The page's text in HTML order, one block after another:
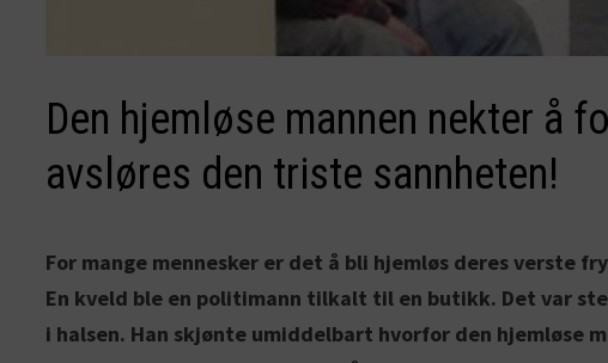
Den hjemløse mannen nekter å
avsløres den triste sannheten!
For mange mennesker er det å bli hjemløs deres verste
En kveld ble en politimann tilkalt til en butikk. Det var
i halsen. Han skjønte umiddelbart hvorfor den hjemløse